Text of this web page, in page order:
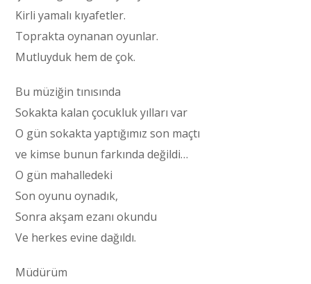
Kirli yamalı kıyafetler.
Toprakta oynanan oyunlar.
Mutluyduk hem de çok.
Bu müziğin tınısında
Sokakta kalan çocukluk yılları var
O gün sokakta yaptığımız son maçtı
ve kimse bunun farkında değildi…
O gün mahalledeki
Son oyunu oynadık,
Sonra akşam ezanı okundu
Ve herkes evine dağıldı.
Müdürüm